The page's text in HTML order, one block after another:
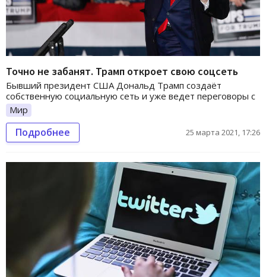
Точно не забанят. Трамп откроет свою соцсеть
Бывший президент США Дональд Трамп создаёт
собственную социальную сеть и уже ведет переговоры с
Мир
Подробнее 25 марта 2021, 17:26